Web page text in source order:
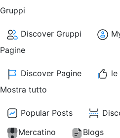
Gruppi
Discover Gruppi
Pagine
Discover Pagine
le
Mostra tutto
Popular Posts
Mercatino
Blogs